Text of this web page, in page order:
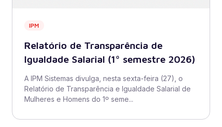
IPM
Relatório de Transparência de
Igualdade Salarial (1º semestre 2026)
A IPM Sistemas divulga, nesta sexta-feira (27), o
Relatório de Transparência e Igualdade Salarial de
Mulheres e Homens do 1º seme...